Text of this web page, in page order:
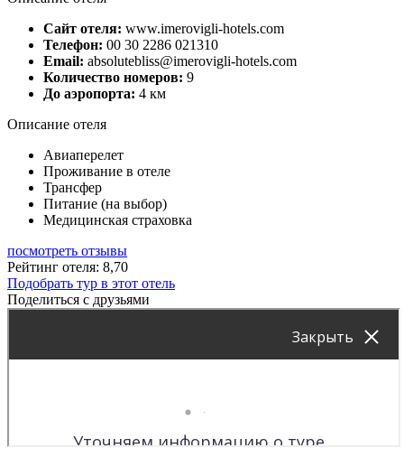
Сайт отеля: www.imerovigli-hotels.com
Телефон: 00 30 2286 021310
Email: absolutebliss@imerovigli-hotels.com
Количество номеров: 9
До аэропорта: 4 км
Описание отеля
Авиаперелет
Проживание в отеле
Трансфер
Питание (на выбор)
Медицинская страховка
посмотреть отзывы
Рейтинг отеля: 8,70
Подобрать тур в этот отель
Поделиться с друзьями